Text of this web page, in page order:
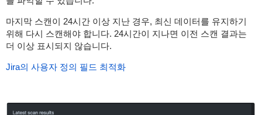
마지막 스캔이 24시간 이상 지난 경우, 최신 데이터를 유지하기
위해 다시 스캔해야 합니다. 24시간이 지나면 이전 스캔 결과는
더 이상 표시되지 않습니다.
Jira의 사용자 정의 필드 최적화